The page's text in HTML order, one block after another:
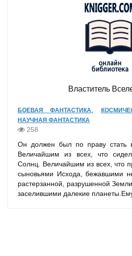
Властитель
БОЕВАЯ ФАНТАСТИКА
НАУЧНАЯ ФАНТАСТИКА
258
Он должен был по праву стать
Величайшим из всех, что
Солнц. Величайшим из всех, что
сыновьями Исхода, бежавшими
растерзанной, разрушенной
заселившими далекие